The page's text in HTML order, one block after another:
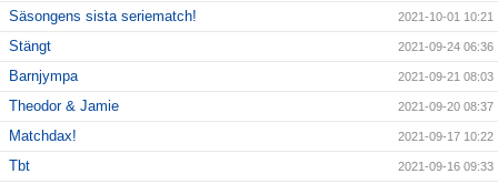
Säsongens sista seriematch! 2021-10-01 10:21
Stängt 2021-09-24 06:36
Barnjympa 2021-09-21 08:03
Theodor & Jamie 2021-09-20 08:37
Matchdax! 2021-09-17 10:22
Tbt 2021-09-16 09:33